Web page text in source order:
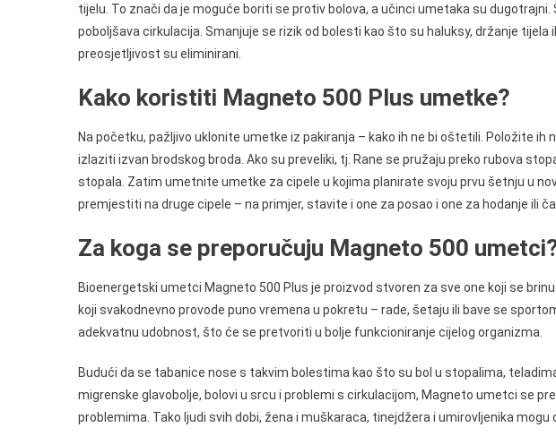
tijelu. To znači da je moguće boriti se protiv bolova, a učinci umetaka su
poboljšava cirkulacija. Smanjuje se rizik od bolesti kao što su haluksy, držanje tijela
preosjetljivost su eliminirani.
Kako koristiti Magneto 500 Plus umetke?
Na početku, pažljivo uklonite umetke iz pakiranja – kako ih ne bi oštetili. Položite ih
izlaziti izvan brodskog broda. Ako su preveliki, tj. Rane se pružaju preko rubova
stopala. Zatim umetnite umetke za cipele u kojima planirate svoju prvu šetnju u
premjestiti na druge cipele – na primjer, stavite i one za posao i one za hodanje ili
Za koga se preporučuju Magneto 500
Bioenergetski umetci Magneto 500 Plus je proizvod stvoren za sve one koji se
koji svakodnevno provode puno vremena u pokretu – rade, šetaju ili bave se
adekvatnu udobnost, što će se pretvoriti u bolje funkcioniranje cijelog organizma.
Budući da se tabanice nose s takvim bolestima kao što su bol u stopalima,
migrenske glavobolje, bolovi u srcu i problemi s cirkulacijom, Magneto umetci se
problemima. Tako ljudi svih dobi, žena i muškaraca, tinejdžera i umirovljenika mogu